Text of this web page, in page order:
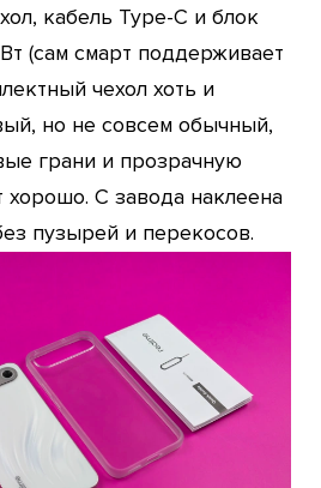
кабель Type-C и блок
(сам смарт поддерживает
чехол хоть и
но не совсем обычный,
грани и прозрачную
С завода наклеена
пузырей и перекосов.